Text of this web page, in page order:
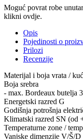
Moguć povrat robe
klikni ovdje.
Opis
Pojedinosti o
Prilozi
Recenzije
Materijal i boja vrata /
Boja srebra
- max. Bordeaux butelja
Energetski razred G
Godišnja potrošnja
Klimatski razred SN (od
Temperaturne zone /
Vanjske dimenzije V/Š/